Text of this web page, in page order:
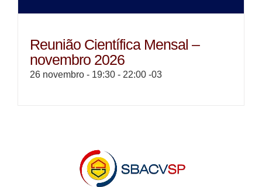
Reunião Científica Mensal –
novembro 2026
26 novembro - 19:30- 22:00 -03